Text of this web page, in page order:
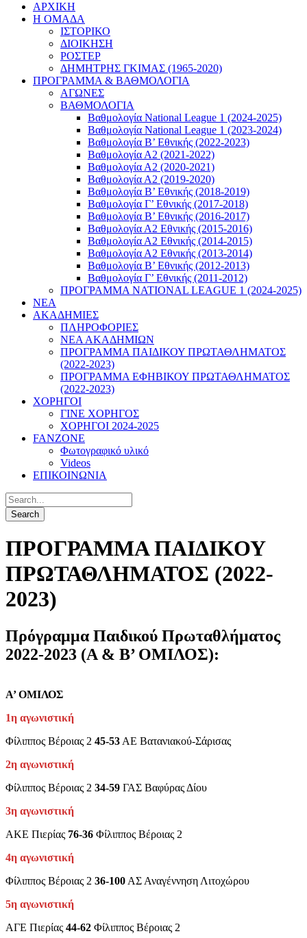
ΑΡΧΙΚΗ
Η ΟΜΑΔΑ
ΙΣΤΟΡΙΚΟ
ΔΙΟΙΚΗΣΗ
ΡΟΣΤΕΡ
ΔΗΜΗΤΡΗΣ ΓΚΙΜΑΣ (1965-2020)
ΠΡΟΓΡΑΜΜΑ & ΒΑΘΜΟΛΟΓΙΑ
ΑΓΩΝΕΣ
ΒΑΘΜΟΛΟΓΙΑ
Βαθμολογία National League 1 (2024-2025)
Βαθμολογία National League 1 (2023-2024)
Βαθμολογία Β’ Εθνικής (2022-2023)
Βαθμολογία Α2 (2021-2022)
Βαθμολογία Α2 (2020-2021)
Βαθμολογία Α2 (2019-2020)
Βαθμολογία B’ Εθνικής (2018-2019)
Βαθμολογία Γ’ Εθνικής (2017-2018)
Βαθμολογία Β’ Εθνικής (2016-2017)
Βαθμολογία Α2 Εθνικής (2015-2016)
Βαθμολογία Α2 Εθνικής (2014-2015)
Βαθμολογία Α2 Εθνικής (2013-2014)
Βαθμολογία Β’ Εθνικής (2012-2013)
Βαθμολογία Γ’ Εθνικής (2011-2012)
ΠΡΟΓΡΑΜΜΑ NATIONAL LEAGUE 1 (2024-2025)
ΝΕΑ
ΑΚΑΔΗΜΙΕΣ
ΠΛΗΡΟΦΟΡΙΕΣ
ΝΕΑ ΑΚΑΔΗΜΙΩΝ
ΠΡΟΓΡΑΜΜΑ ΠΑΙΔΙΚΟΥ ΠΡΩΤΑΘΛΗΜΑΤΟΣ
(2022-2023)
ΠΡΟΓΡΑΜΜΑ ΕΦΗΒΙΚΟΥ ΠΡΩΤΑΘΛΗΜΑΤΟΣ
(2022-2023)
ΧΟΡΗΓΟΙ
ΓΙΝΕ ΧΟΡΗΓΟΣ
ΧΟΡΗΓΟΙ 2024-2025
FANZONE
Φωτογραφικό υλικό
Videos
ΕΠΙΚΟΙΝΩΝΙΑ
ΠΡΟΓΡΑΜΜΑ ΠΑΙΔΙΚΟΥ
ΠΡΩΤΑΘΛΗΜΑΤΟΣ (2022-
2023)
Πρόγραμμα Παιδικού Πρωταθλήματος
2022-2023 (Α & Β’ ΟΜΙΛΟΣ):
Α’ ΟΜΙΛΟΣ
1η αγωνιστική
Φίλιππος Βέροιας 2 45-53 ΑΕ Βατανιακού-Σάρισας
2η αγωνιστική
Φίλιππος Βέροιας 2 34-59 ΓΑΣ Βαφύρας Δίου
3η αγωνιστική
ΑΚΕ Πιερίας 76-36 Φίλιππος Βέροιας 2
4η αγωνιστική
Φίλιππος Βέροιας 2 36-100 ΑΣ Αναγέννηση Λιτοχώρου
5η αγωνιστική
ΑΓΕ Πιερίας 44-62 Φίλιππος Βέροιας 2